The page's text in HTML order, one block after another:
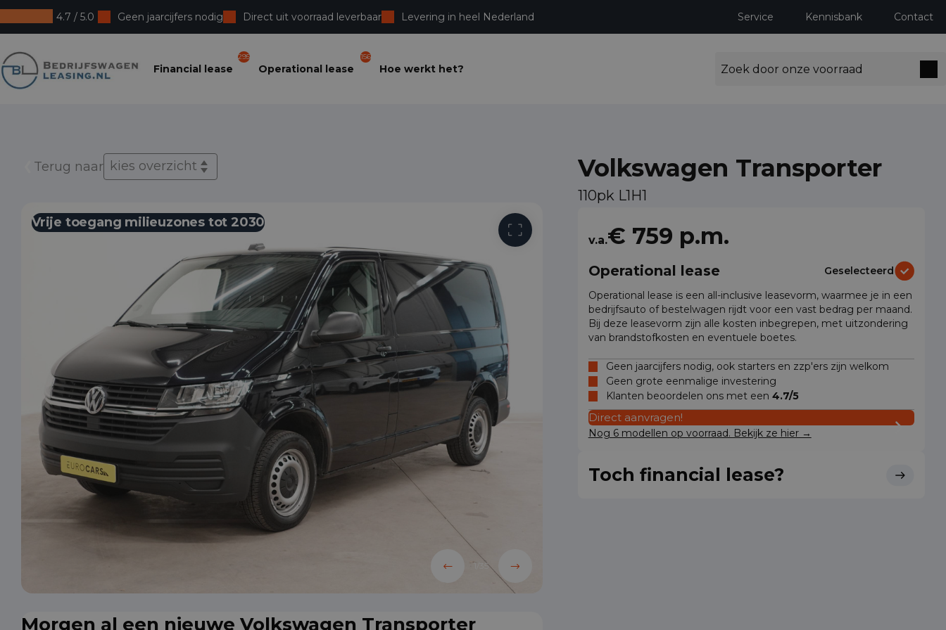
4.7 / 5.0 Geen jaarcijfers nodig Direct uit voorraad leverbaar Levering in heel Nederland Service Kennisbank Contact
Bedrijfswagenleasing
Financial lease
295
Operational lease
156
Hoe werkt het?
Terug naar kies overzicht
Vrije toegang milieuzones tot 2030
1 35
Morgen al een nieuwe Volkswagen Transporter
Volkswagen Transporter
110pk L1H1
v.a.€ 759 p.m.
Operational lease
Geselecteerd
Operational lease is een all-inclusive leasevorm, waarmee je in een
bedrijfsauto of bestelwagen rijdt voor een vast bedrag per maand.
Bij deze leasevorm zijn alle kosten inbegrepen, met uitzondering
van brandstofkosten en eventuele boetes.
Geen jaarcijfers nodig, ook starters en zzp'ers zijn welkom
Geen grote eenmalige investering
Klanten beoordelen ons met een 4.7/5
Direct aanvragen!
Nog 6 modellen op voorraad. Bekijk ze hier →
Toch financial lease?